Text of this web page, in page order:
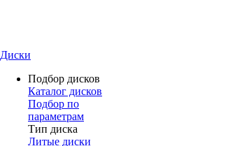
Диски
Подбор дисков
Каталог дисков
Подбор по
параметрам
Тип диска
Литые диски